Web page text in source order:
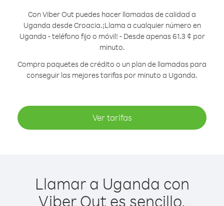
Con Viber Out puedes hacer llamadas de calidad a
Uganda desde Croacia.¡Llama a cualquier número en
Uganda - teléfono fijo o móvil! - Desde apenas 61.3 ¢ por
minuto.
Compra paquetes de crédito o un plan de llamadas para
conseguir las mejores tarifas por minuto a Uganda.
Ver tarifas
Llamar a Uganda con
Viber Out es sencillo.